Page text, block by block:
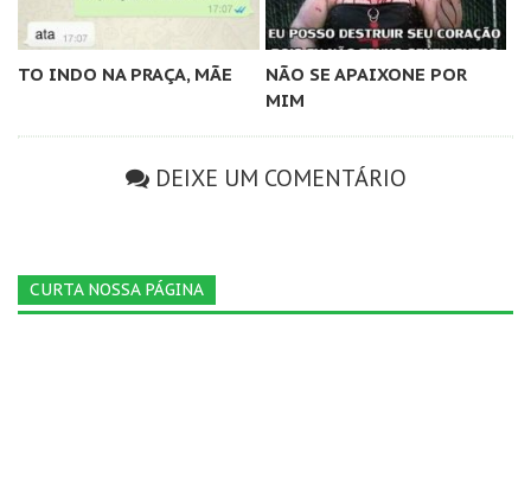
TO INDO NA PRAÇA, MÃE
NÃO SE APAIXONE POR
MIM
DEIXE UM COMENTÁRIO
CURTA NOSSA PÁGINA